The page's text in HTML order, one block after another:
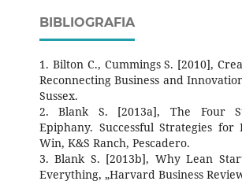
BIBLIOGRAFIA
1. Bilton C., Cummings S. [2010],
Reconnecting Business and
Sussex.
2. Blank S. [2013a], The Four
Epiphany. Successful Strategies for
Win, K&S Ranch, Pescadero.
3. Blank S. [2013b], Why Lean
Everything, „Harvard Business